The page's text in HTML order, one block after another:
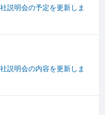
説明会の予定を更新しま
説明会の内容を更新しま